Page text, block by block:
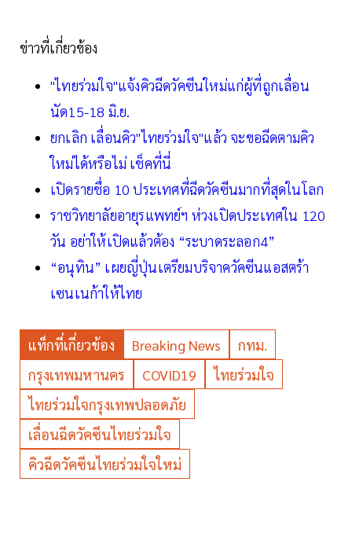
ข่าวที่เกี่ยวข้อง
"ไทยร่วมใจ"แจ้งคิวฉีดวัคซีนใหม่แก่ผู้ที่ถูกเลื่อน
นัด15-18 มิ.ย.
ยกเลิก เลื่อนคิว"ไทยร่วมใจ"แล้ว จะขอฉีดตามคิว
ใหม่ได้หรือไม่ เช็คที่นี่
เปิดรายชื่อ 10 ประเทศที่ฉีดวัคซีนมากที่สุดในโลก
ราชวิทยาลัยอายุรแพทย์ฯ ห่วงเปิดประเทศใน 120
วัน อย่าให้เปิดแล้วต้อง “ระบาดระลอก4”
“อนุทิน” เผยญี่ปุ่นเตรียมบริจาควัคซีนแอสตร้า
เซนเนก้าให้ไทย
แท็กที่เกี่ยวข้อง Breaking News
กทม.
กรุงเทพมหานคร
COVID19
ไทยร่วมใจ
ไทยร่วมใจกรุงเทพปลอดภัย
เลื่อนฉีดวัคซีนไทยร่วมใจ
คิวฉีดวัคซีนไทยร่วมใจใหม่